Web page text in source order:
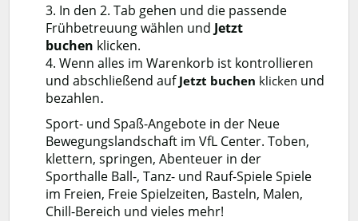
3. In den 2. Tab gehen und die passende
Frühbetreuung wählen und Jetzt
buchen klicken.
4. Wenn alles im Warenkorb ist kontrollieren
und abschließend auf Jetzt buchen klicken und
bezahlen.
Sport- und Spaß-Angebote in der Neue
Bewegungslandschaft im VfL Center. Toben,
klettern, springen, Abenteuer in der
Sporthalle Ball-, Tanz- und Rauf-Spiele Spiele
im Freien, Freie Spielzeiten, Basteln, Malen,
Chill-Bereich und vieles mehr!